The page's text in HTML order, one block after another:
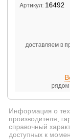
Артикул: 16492
доставляем в
рядом
Информация о
производителя,
справочный
доступных к